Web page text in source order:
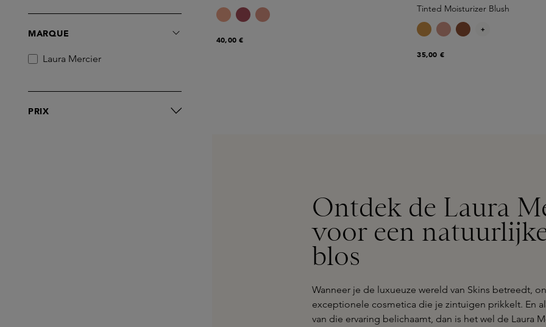
MARQUE
Laura Mercier
PRIX
40,00 €
Tinted Moisturizer Blush
35,00 €
+
Ontdek de Laura
voor een
blos
Wanneer je de luxueuze wereld van Skins betreedt,
exceptionele cosmetica die je zintuigen prikkelt. En
van die ervaring belichaamt, dan is het wel de Laura